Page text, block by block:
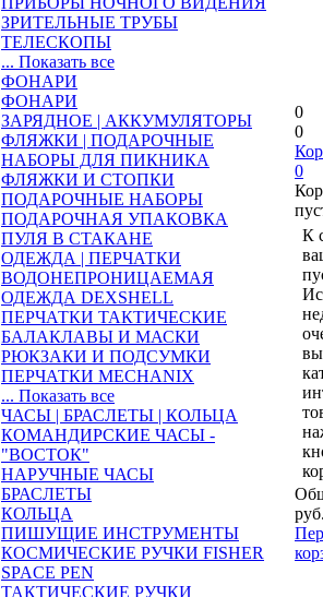
ЗРИТЕЛЬНЫЕ ТРУБЫ
ТЕЛЕСКОПЫ
... Показать все
ФОНАРИ
ФОНАРИ
ЗАРЯДНОЕ | АККУМУЛЯТОРЫ
ФЛЯЖКИ | ПОДАРОЧНЫЕ
НАБОРЫ ДЛЯ ПИКНИКА
ФЛЯЖКИ И СТОПКИ
ПОДАРОЧНЫЕ НАБОРЫ
ПОДАРОЧНАЯ УПАКОВКА
ПУЛЯ В СТАКАНЕ
ОДЕЖДА | ПЕРЧАТКИ
ВОДОНЕПРОНИЦАЕМАЯ
ОДЕЖДА DEXSHELL
ПЕРЧАТКИ ТАКТИЧЕСКИЕ
БАЛАКЛАВЫ И МАСКИ
РЮКЗАКИ И ПОДСУМКИ
ПЕРЧАТКИ MECHANIX
... Показать все
ЧАСЫ | БРАСЛЕТЫ | КОЛЬЦА
КОМАНДИРСКИЕ ЧАСЫ -
"ВОСТОК"
НАРУЧНЫЕ ЧАСЫ
БРАСЛЕТЫ
КОЛЬЦА
ПИШУЩИЕ ИНСТРУМЕНТЫ
КОСМИЧЕСКИЕ РУЧКИ FISHER
SPACE PEN
ТАКТИЧЕСКИЕ РУЧКИ
0
0
0
К